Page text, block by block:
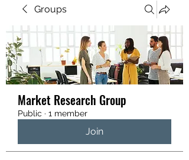
Groups
Market Research Group
Public · 1 member
Join